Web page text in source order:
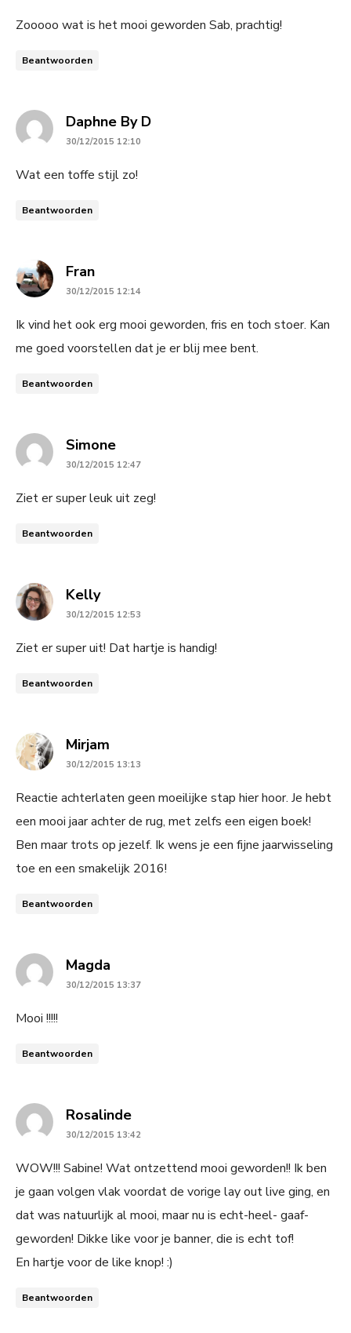
Zooooo wat is het mooi geworden Sab, prachtig!
Beantwoorden
Daphne By Dsays:
30/12/2015 12:10
Wat een toffe stijl zo!
Beantwoorden
Fransays:
30/12/2015 12:14
Ik vind het ook erg mooi geworden, fris en toch stoer. Kan
me goed voorstellen dat je er blij mee bent.
Beantwoorden
Simonesays:
30/12/2015 12:47
Ziet er super leuk uit zeg!
Beantwoorden
Kellysays:
30/12/2015 12:53
Ziet er super uit! Dat hartje is handig!
Beantwoorden
Mirjam
30/12/2015 13:13
Reactie achterlaten geen moeilijke stap hier hoor. Je hebt
een mooi jaar achter de rug, met zelfs een eigen boek!
Ben maar trots op jezelf. Ik wens je een fijne jaarwisseling
toe en een smakelijk 2016!
Beantwoorden
Magda
30/12/2015 13:37
Mooi !!!!!
Beantwoorden
Rosalindesays:
30/12/2015 13:42
WOW!!! Sabine! Wat ontzettend mooi geworden!! Ik ben
je gaan volgen vlak voordat de vorige lay out live ging, en
dat was natuurlijk al mooi, maar nu is echt-heel- gaaf-
geworden! Dikke like voor je banner, die is echt tof!
En hartje voor de like knop! :)
Beantwoorden